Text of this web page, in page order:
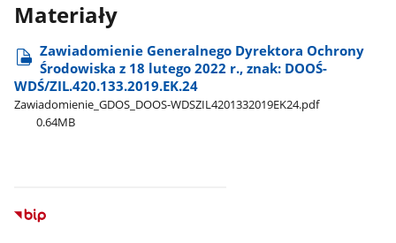
Materiały
Zawiadomienie Generalnego Dyrektora Ochrony
Środowiska z 18 lutego 2022 r., znak: DOOŚ-
WDŚ/ZIL.420.133.2019.EK.24
Zawiadomienie​_GDOS​_DOOS-WDSZIL4201332019EK24.pdf
0.64MB